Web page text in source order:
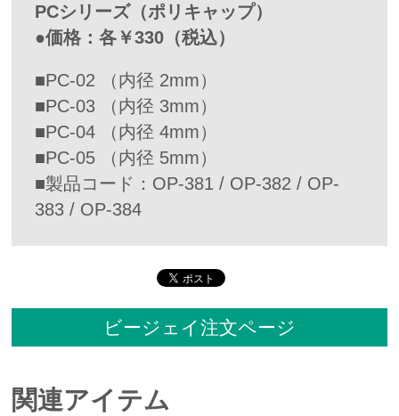
PCシリーズ（ポリキャップ）
●価格：各￥330（税込）
■PC-02 （内径 2mm）
■PC-03 （内径 3mm）
■PC-04 （内径 4mm）
■PC-05 （内径 5mm）
■製品コード：OP-381 / OP-382 / OP-
383 / OP-384
ビージェイ注文ページ
関連アイテム